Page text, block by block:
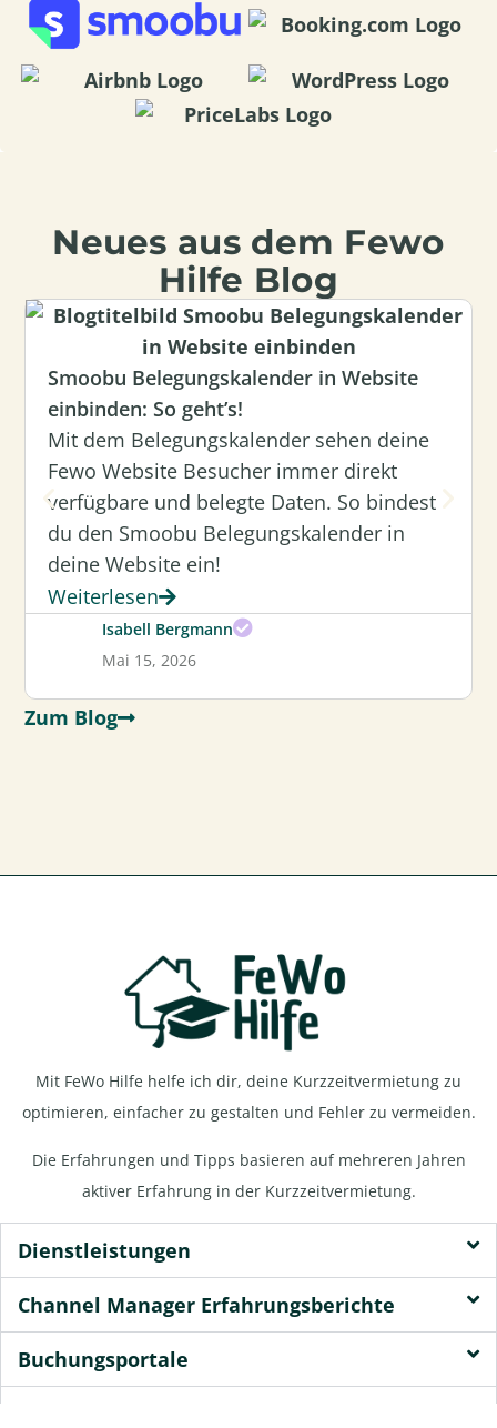
Neues aus dem Fewo
Hilfe Blog
Smoobu Belegungskalender in Website
einbinden: So geht’s!
Mit dem Belegungskalender sehen deine
Fewo Website Besucher immer direkt
verfügbare und belegte Daten. So bindest
du den Smoobu Belegungskalender in
deine Website ein!
Weiterlesen
Isabell Bergmann
Mai 15, 2026
Zum Blog
Mit FeWo Hilfe helfe ich dir, deine Kurzzeitvermietung zu
optimieren, einfacher zu gestalten und Fehler zu vermeiden.
Die Erfahrungen und Tipps basieren auf mehreren Jahren
aktiver Erfahrung in der Kurzzeitvermietung.
Dienstleistungen
Channel Manager Erfahrungsberichte
Buchungsportale